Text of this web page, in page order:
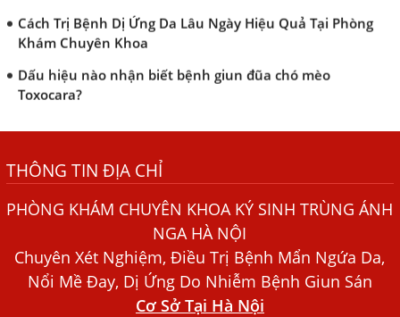
Khám Chuyên Khoa
Dấu hiệu nào nhận biết bệnh giun đũa chó mèo
Toxocara?
Những điều cần biết về bệnh giun đũa chó mèo
Sán
Dấu Hiệu Ngứa Da, Dị Ứng, Nổi Mề Đay Do Nhiễm Sán
Chó Trong Máu
Bác sĩ Nguyễn Ngọc Ánh Phòng Khám Ánh Nga Đề Tài
Nghiên Cứu Khoa
Xét Nghiệm Giun Sán Gồm Những Loại Nào? Chi Phí Bao
THÔNG TIN ĐỊA CHỈ
PHÒNG KHÁM CHUYÊN KHOA KÝ SINH TRÙNG ÁNH
NGA HÀ NỘI
Chuyên Xét Nghiệm, Điều Trị Bệnh Mẩn Ngứa Da,
Nổi Mề Đay, Dị Ứng Do Nhiễm Bệnh Giun Sán
Cơ Sở Tại Hà Nội